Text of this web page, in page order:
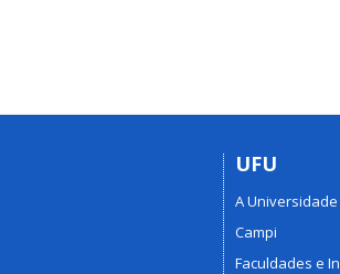
UFU
A Universidade
Campi
Faculdades e